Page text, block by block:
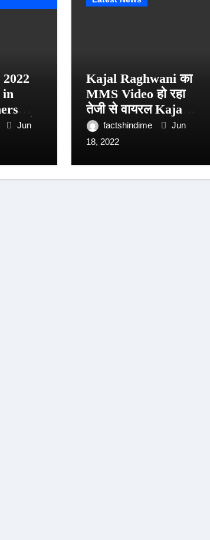
in
को
मैसेज।
Jun
Kajal Raghwani का
MMS Video हो रहा
तेजी से वायरल Kajal
Rakhwani MMS
Video Full HD
factshindime
Jun
18, 2022